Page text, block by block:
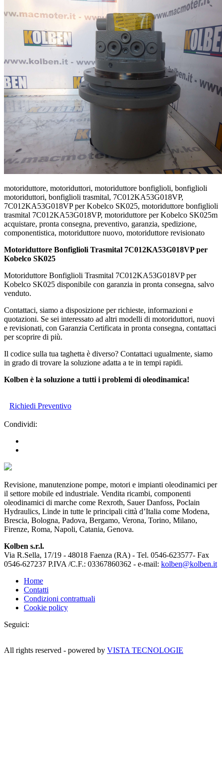
motoriduttore, motoriduttori, motoriduttore bonfiglioli, bonfiglioli
motoriduttori, bonfiglioli trasmital, 7C012KA53G018VP,
7C012KA53G018VP per Kobelco SK025, motoriduttore bonfiglioli
trasmital 7C012KA53G018VP, motoriduttore per Kobelco SK025m
acquistare, pronta consegna, preventivo, garanzia, spedizione,
componentistica, motoriduttore nuovo, motoriduttore revisionato
Motoriduttore Bonfiglioli Trasmital 7C012KA53G018VP per
Kobelco SK025
Motoriduttore Bonfiglioli Trasmital 7C012KA53G018VP per
Kobelco SK025 disponibile con garanzia in pronta consegna, salvo
venduto.
Contattaci, siamo a disposizione per richieste, informazioni e
quotazioni. Se sei interessato ad altri modelli di motoriduttori, nuovi
e revisionati, con Garanzia Certificata in pronta consegna, contattaci
per scoprire di più.
Il codice sulla tua taghetta è diverso? Contattaci ugualmente, siamo
in grado di trovare la soluzione adatta a te in tempi rapidi.
Kolben è la soluzione a tutti i problemi di oleodinamica!
Richiedi Preventivo
Condividi:
Revisione, manutenzione pompe, motori e impianti oleodinamici per
il settore mobile ed industriale. Vendita ricambi, componenti
oleodinamici di marche come Rexroth, Sauer Danfoss, Poclain
Hydraulics, Linde in tutte le principali città d’Italia come Modena,
Brescia, Bologna, Padova, Bergamo, Verona, Torino, Milano,
Firenze, Roma, Napoli, Catania, Genova.
Kolben s.r.l.
Via R.Sella, 17/19 - 48018 Faenza (RA) - Tel. 0546-623577- Fax
0546-627237 P.IVA /C.F.: 03367860362 - e-mail: kolben@kolben.it
Home
Contatti
Condizioni contrattuali
Cookie policy
Seguici:
All rights reserved - powered by VISTA TECNOLOGIE